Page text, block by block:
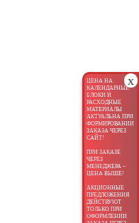
x
ЦЕНА НА
КАЛЕНДАРНЫЕ
БЛОКИ И
РАСХОДНЫЕ
МАТЕРИАЛЫ
АКТУАЛЬНА ПРИ
ФОРМИРОВАНИИ
ЗАКАЗА ЧЕРЕЗ
САЙТ!
ПРИ ЗАКАЗЕ
ЧЕРЕЗ
МЕНЕДЖЕРА –
ЦЕНА ВЫШЕ!
АКЦИОННЫЕ
ПРЕДЛОЖЕНИЯ
ДЕЙСТВУЮТ
ТОЛЬКО ПРИ
ОФОРМЛЕНИИ